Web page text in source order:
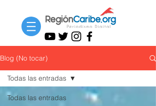
Blog (No tocar)
Todas las entradas
Todas las entradas